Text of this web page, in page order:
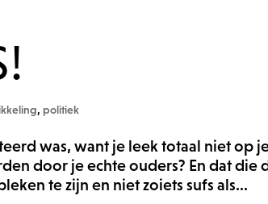
, politiek
was, want je leek totaal niet op
door je echte ouders? En dat die
te zijn en niet zoiets sufs als...